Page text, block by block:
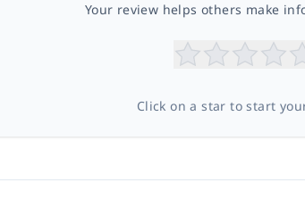
Your review helps others make
Click on a star to start